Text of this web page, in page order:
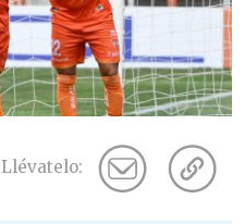
Llévatelo: